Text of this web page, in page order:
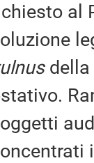
al
della